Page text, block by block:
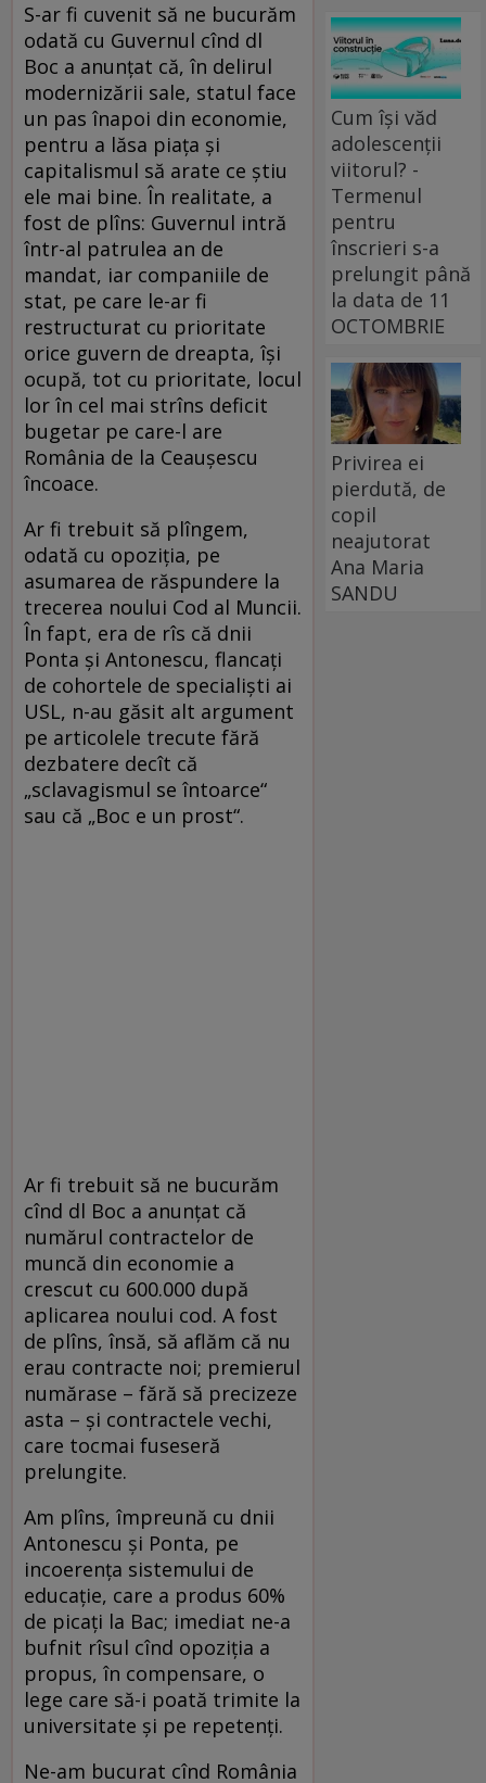
S-ar fi cuvenit să ne bucurăm
odată cu Guvernul cînd dl
Boc a anunţat că, în delirul
modernizării sale, statul face
un pas înapoi din economie,
pentru a lăsa piaţa şi
capitalismul să arate ce ştiu
ele mai bine. În realitate, a
fost de plîns: Guvernul intră
într-al patrulea an de
mandat, iar companiile de
stat, pe care le-ar fi
restructurat cu prioritate
orice guvern de dreapta, îşi
ocupă, tot cu prioritate, locul
lor în cel mai strîns deficit
bugetar pe care-l are
România de la Ceauşescu
încoace.
Ar fi trebuit să plîngem,
odată cu opoziţia, pe
asumarea de răspundere la
trecerea noului Cod al Muncii.
În fapt, era de rîs că dnii
Ponta şi Antonescu, flancaţi
de cohortele de specialişti ai
USL, n-au găsit alt argument
pe articolele trecute fără
dezbatere decît că
„sclavagismul se întoarce“
sau că „Boc e un prost“.
Ar fi trebuit să ne bucurăm
cînd dl Boc a anunţat că
numărul contractelor de
muncă din economie a
crescut cu 600.000 după
aplicarea noului cod. A fost
de plîns, însă, să aflăm că nu
erau contracte noi; premierul
numărase – fără să precizeze
asta – şi contractele vechi,
care tocmai fuseseră
prelungite.
Am plîns, împreună cu dnii
Antonescu şi Ponta, pe
incoerenţa sistemului de
educaţie, care a produs 60%
de picaţi la Bac; imediat ne-a
bufnit rîsul cînd opoziţia a
propus, în compensare, o
lege care să-i poată trimite la
universitate şi pe repetenţi.
Ne-am bucurat cînd România
Cum își văd
adolescenții
viitorul? -
Termenul
pentru
înscrieri s-a
prelungit până
la data de 11
OCTOMBRIE
Privirea ei
pierdută, de
copil
neajutorat
Ana Maria
SANDU